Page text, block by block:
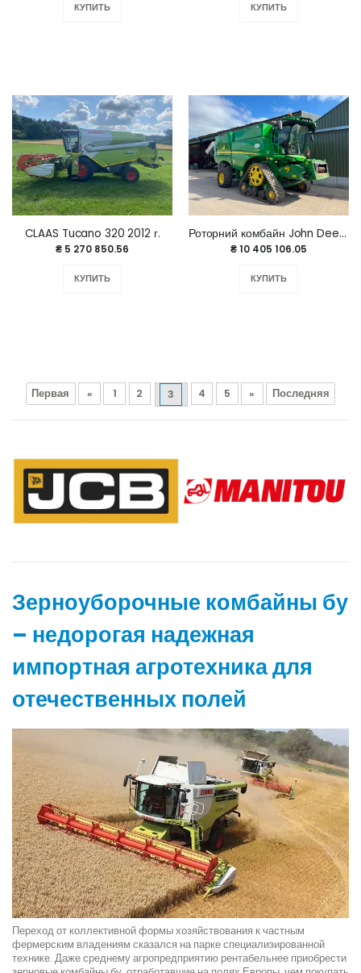
КУПИТЬ КУПИТЬ
CLAAS Tucano 320 2012 г.
₴ 5 270 850.56
КУПИТЬ
Роторний комбайн John Deere S785i 2019 года.
₴ 10 405 106.05
КУПИТЬ
Первая « 1 2 3 4 5 » Последняя
Зерноуборочные комбайны бу
– недорогая надежная
импортная агротехника для
отечественных полей
Переход от коллективной формы хозяйствования к частным
фермерским владениям сказался на парке специализированной
технике. Даже среднему агропредприятию рентабельнее приобрести